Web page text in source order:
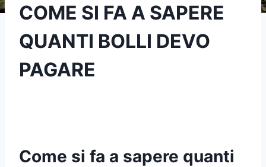
COME SI FA A SAPERE
QUANTI BOLLI DEVO
PAGARE
Come si fa a sapere quanti